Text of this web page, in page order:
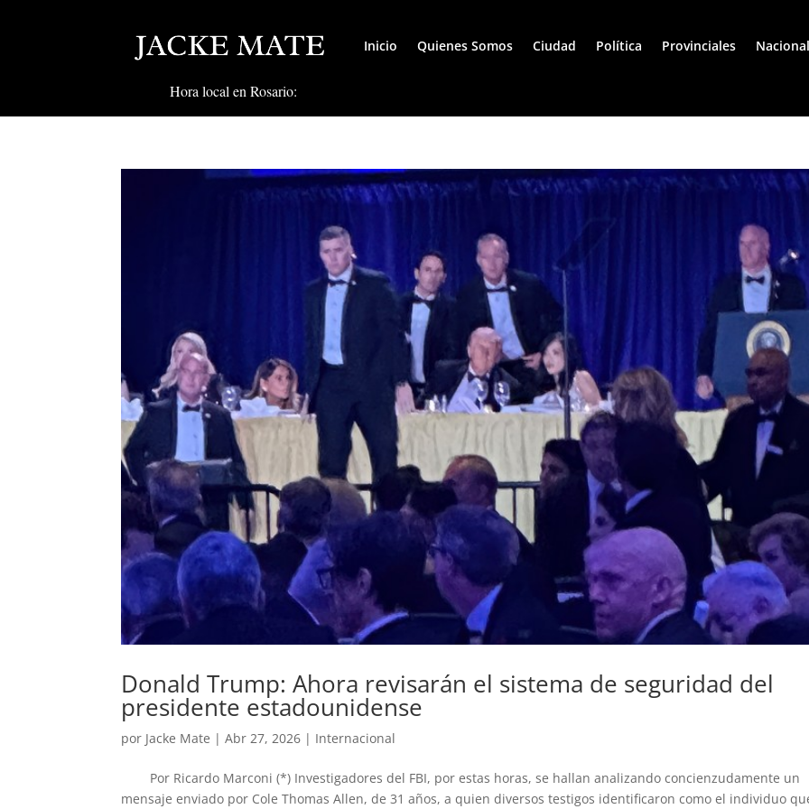
Inicio Quienes Somos Ciudad Política Provinciales
Hora local en Rosario:
Donald Trump: Ahora revisarán el sistema de seguridad del
presidente estadounidense
por Jacke Mate |Abr 27, 2026 | Internacional
Por Ricardo Marconi (*) Investigadores del FBI, por estas horas, se hallan analizando concienzudamente un
mensaje enviado por Cole Thomas Allen, de 31 años, a quien diversos testigos identificaron como el individuo